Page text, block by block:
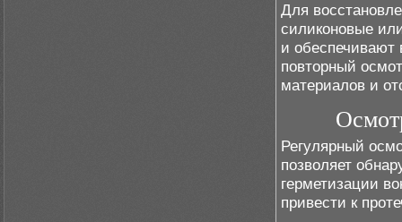
Для
силиконовые
и обеспечивают
повторный
материалов и
Регулярный
позволяет
герметизации
привести к